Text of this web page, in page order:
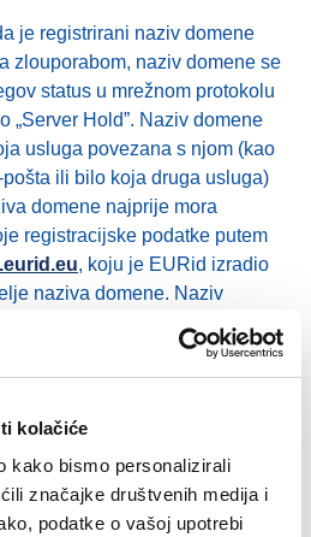
kolačiće
kako bismo personalizirali
značajke društvenih medija i
podatke o vašoj upotrebi
je registrirani naziv domene
zlouporabom, naziv domene se
status u mrežnom protokolu
„Server Hold”. Naziv domene
usluga povezana s njom (kao
ili bilo koja druga usluga)
domene najprije mora
registracijske podatke putem
, koju je EURid izradio
naziva domene. Naziv
Ako se registracijski
određenog vremenskog okvira,
tko prvi dođe, prvi dobije.
u, pogledajte sljedeće
samo na engleskom